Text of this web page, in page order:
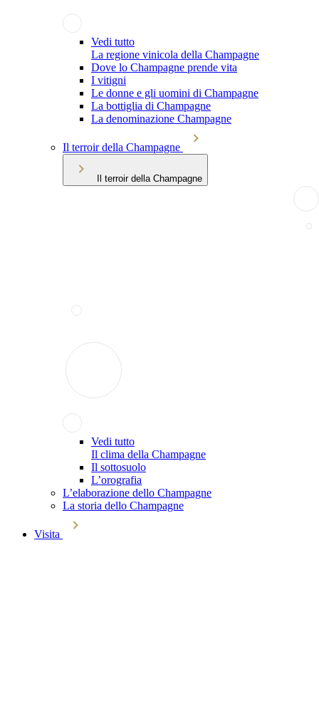
Vedi tutto
La regione vinicola della Champagne
Dove lo Champagne prende vita
I vitigni
Le donne e gli uomini di Champagne
La bottiglia di Champagne
La denominazione Champagne
Il terroir della Champagne
Il terroir della Champagne
Vedi tutto
Il clima della Champagne
Il sottosuolo
L’orografia
L’elaborazione dello Champagne
La storia dello Champagne
Visita